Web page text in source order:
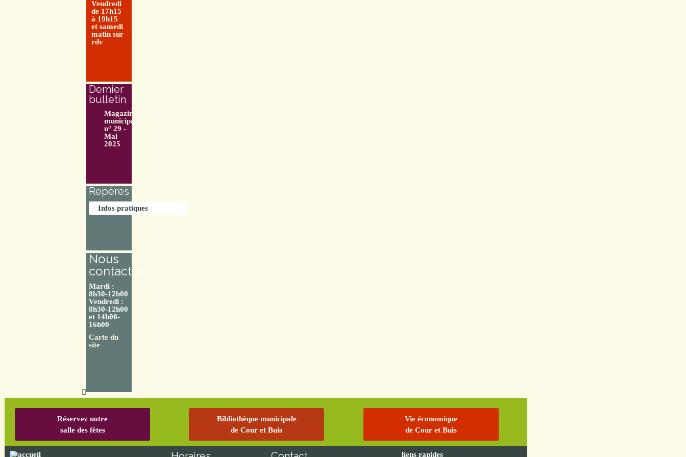
Vendredi
de 17h15
à 19h15
et samedi
matin sur
rdv
Dernier
bulletin
Magazine
municipal
n° 29 -
Mai
2025
Repères
Infos pratiques
Nous
contacter
Mardi :
8h30-12h00
Vendredi :
8h30-12h00
et 14h00-
16h00
Carte du
site
Réservez notre
salle des fêtes
Bibliothèque municipale
de Cour et Buis
Vie économique
de Cour et Buis
liens rapides